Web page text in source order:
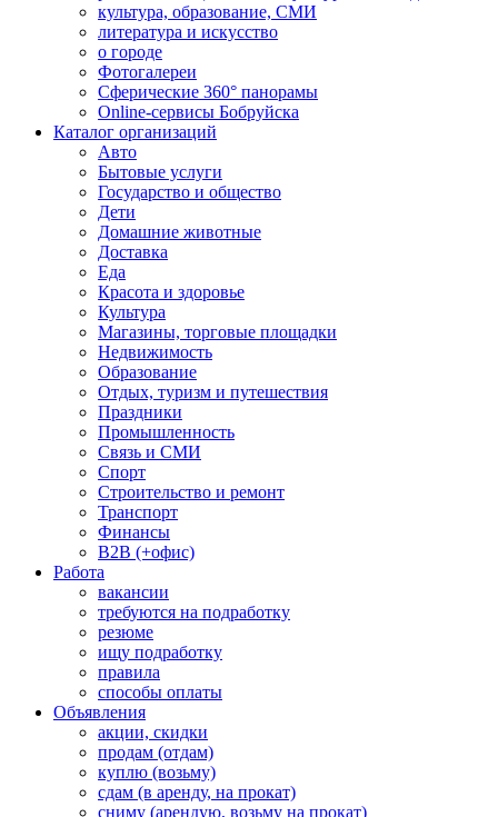
культура, образование, СМИ
литература и искусство
о городе
Фотогалереи
Сферические 360° панорамы
Online-сервисы Бобруйска
Каталог организаций
Авто
Бытовые услуги
Государство и общество
Дети
Домашние животные
Доставка
Еда
Красота и здоровье
Культура
Магазины, торговые площадки
Недвижимость
Образование
Отдых, туризм и путешествия
Праздники
Промышленность
Связь и СМИ
Спорт
Строительство и ремонт
Транспорт
Финансы
B2B (+офис)
Работа
вакансии
требуются на подработку
резюме
ищу подработку
правила
способы оплаты
Объявления
акции, скидки
продам (отдам)
куплю (возьму)
сдам (в аренду, на прокат)
сниму (арендую, возьму на прокат)